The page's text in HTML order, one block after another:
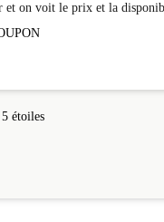
et on voit le prix et la
choisies. L'envoi
étoiles